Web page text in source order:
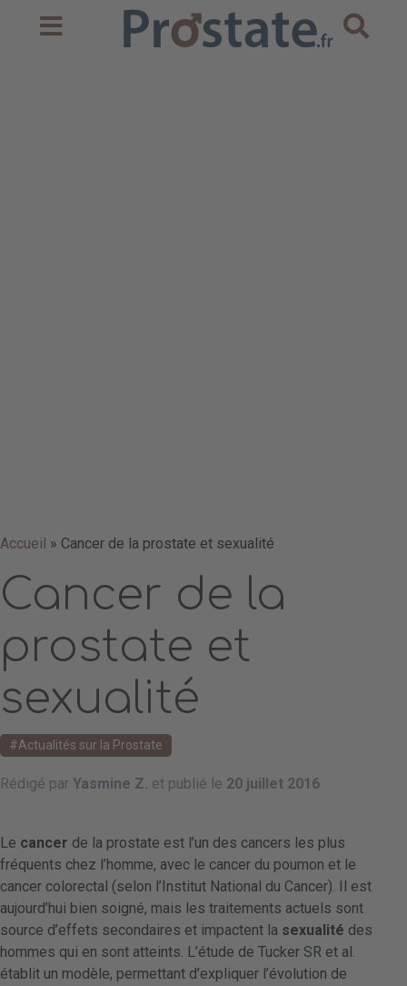
Accueil » Cancer de la prostate et sexualité
Cancer de la
prostate et
sexualité
Actualités sur la Prostate
Rédigé par Yasmine Z. et publié le 20 juillet 2016
Le cancer de la prostate est l’un des cancers les plus
fréquents chez l’homme, avec le cancer du poumon et le
cancer colorectal (selon l’Institut National du Cancer). Il est
aujourd’hui bien soigné, mais les traitements actuels sont
source d’effets secondaires et impactent la sexualité des
hommes qui en sont atteints. L’étude de Tucker SR et al.
établit un modèle, permettant d’expliquer l’évolution de